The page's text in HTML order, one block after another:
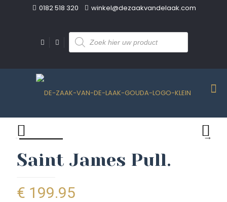
0182 518 320 winkel@dezaakvandelaak.com
Producten
zoeken
Saint James Pull.
€ 199.95